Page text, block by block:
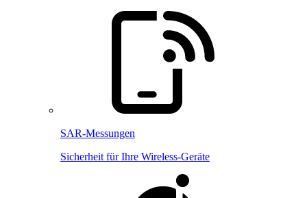
SAR-Messungen
Sicherheit für Ihre Wireless-Geräte